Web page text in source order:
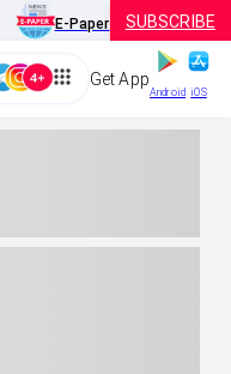
E-Paper SUBSCRIBE
Get App
Android iOS